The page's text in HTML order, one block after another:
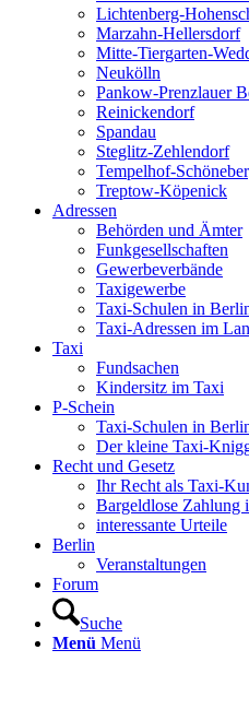
Lichtenberg-
Marzahn-Hellersdorf
Mitte-Tiergarten-
Neukölln
Pankow-Prenzlauer
Reinickendorf
Spandau
Steglitz-Zehlendorf
Tempelhof-
Treptow-Köpenick
Adressen
Behörden und Ämter
Funkgesellschaften
Gewerbeverbände
Taxigewerbe
Taxi-Schulen in
Taxi-Adressen im
Taxi
Fundsachen
Kindersitz im Taxi
P-Schein
Taxi-Schulen in
Der kleine Taxi-
Recht und Gesetz
Ihr Recht als Taxi-
Bargeldlose Zahlung
interessante Urteile
Berlin
Veranstaltungen
Forum
Suche
Menü Menü